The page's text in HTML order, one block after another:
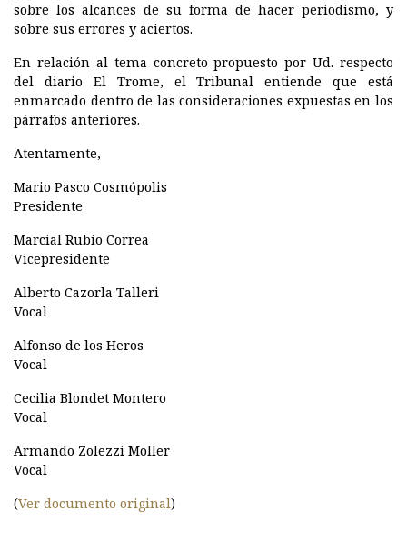
sobre los alcances de su forma de hacer periodismo, y
sobre sus errores y aciertos.
En relación al tema concreto propuesto por Ud. respecto
del diario El Trome, el Tribunal entiende que está
enmarcado dentro de las consideraciones expuestas en los
párrafos anteriores.
Atentamente,
Mario Pasco Cosmópolis
Presidente
Marcial Rubio Correa
Vicepresidente
Alberto Cazorla Talleri
Vocal
Alfonso de los Heros
Vocal
Cecilia Blondet Montero
Vocal
Armando Zolezzi Moller
Vocal
(Ver documento original)